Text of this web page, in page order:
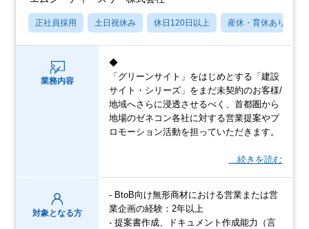
正社員採用 土日祝休み 休日120日以上 産休・育休あり
業務内容
◆
「グリーンサイト」をはじめとする「建設
サイト・シリーズ」をまだ未契約のお客様/
地域へさらに浸透させるべく、首都圏から
地場のゼネコン各社に対する営業提案やプ
ロモーション活動を担っていただきます。
…続きを読む
対象となる方
‐ BtoB向け無形商材における営業または営
業企画の経験：2年以上
‐ 提案書作成、ドキュメント作成能力（言